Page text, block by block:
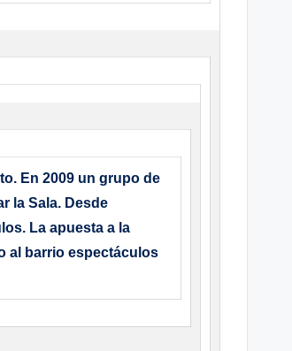
En 2009 un grupo de
la Sala. Desde
La apuesta a la
al barrio espectáculos